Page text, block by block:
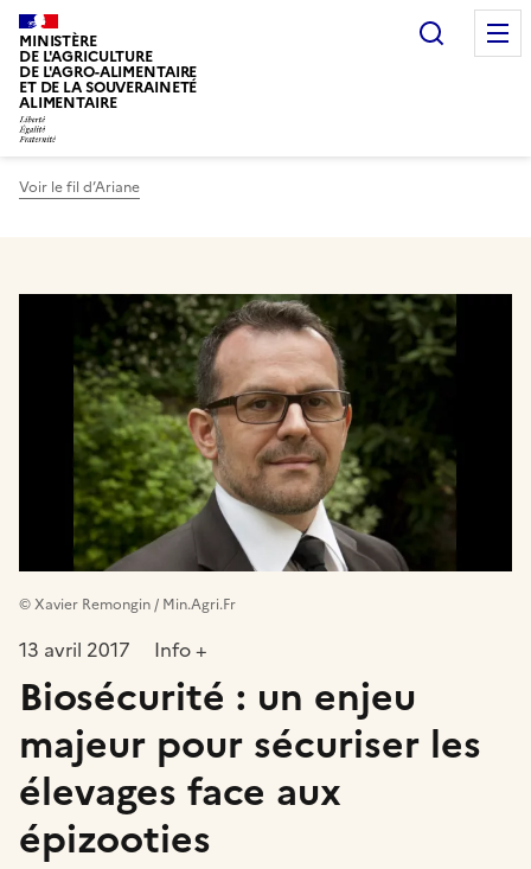
MINISTÈRE
DE L'AGRICULTURE
DE L'AGRO-ALIMENTAIRE
ET DE LA SOUVERAINETÉ
ALIMENTAIRE
Voir le fil d’Ariane
© Xavier Remongin / Min.Agri.Fr
13 avril 2017 Info +
Biosécurité : un enjeu
majeur pour sécuriser les
élevages face aux
épizooties